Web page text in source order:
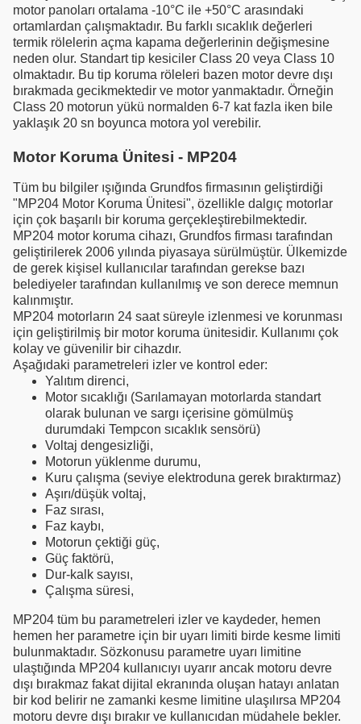
motor panoları ortalama -10°C ile +50°C arasındaki
ortamlardan çalışmaktadır. Bu farklı sıcaklık değerleri
termik rölelerin açma kapama değerlerinin değişmesine
neden olur. Standart tip kesiciler Class 20 veya Class 10
olmaktadır. Bu tip koruma röleleri bazen motor devre dışı
bırakmada gecikmektedir ve motor yanmaktadır. Örneğin
Class 20 motorun yükü normalden 6-7 kat fazla iken bile
yaklaşık 20 sn boyunca motora yol verebilir.
Motor Koruma Ünitesi - MP204
Tüm bu bilgiler ışığında Grundfos firmasının geliştirdiği
"MP204 Motor Koruma Ünitesi", özellikle dalgıç motorlar
için çok başarılı bir koruma gerçekleştirebilmektedir.
MP204 motor koruma cihazı, Grundfos firması tarafından
geliştirilerek 2006 yılında piyasaya sürülmüştür. Ülkemizde
de gerek kişisel kullanıcılar tarafından gerekse bazı
belediyeler tarafından kullanılmış ve son derece memnun
kalınmıştır.
MP204 motorların 24 saat süreyle izlenmesi ve korunması
için geliştirilmiş bir motor koruma ünitesidir. Kullanımı çok
kolay ve güvenilir bir cihazdır.
Aşağıdaki parametreleri izler ve kontrol eder:
Yalıtım direnci,
Motor sıcaklığı (Sarılamayan motorlarda standart
olarak bulunan ve sargı içerisine gömülmüş
durumdaki Tempcon sıcaklık sensörü)
Voltaj dengesizliği,
Motorun yüklenme durumu,
Kuru çalışma (seviye elektroduna gerek bıraktırmaz)
Aşırı/düşük voltaj,
Faz sırası,
Faz kaybı,
Motorun çektiği güç,
Güç faktörü,
Dur-kalk sayısı,
Çalışma süresi,
MP204 tüm bu parametreleri izler ve kaydeder, hemen
hemen her parametre için bir uyarı limiti birde kesme limiti
bulunmaktadır. Sözkonusu parametre uyarı limitine
ulaştığında MP204 kullanıcıyı uyarır ancak motoru devre
dışı bırakmaz fakat dijital ekranında oluşan hatayı anlatan
bir kod belirir ne zamanki kesme limitine ulaşılırsa MP204
motoru devre dışı bırakır ve kullanıcıdan müdahele bekler.